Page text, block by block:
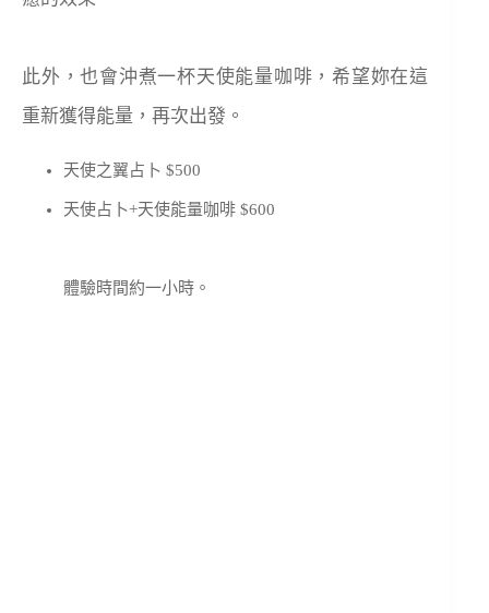
此外，也會沖煮一杯天使能量咖啡，希望妳在這
重新獲得能量，再次出發。
天使之翼占卜 $500
天使占卜+天使能量咖啡 $600
體驗時間約一小時。